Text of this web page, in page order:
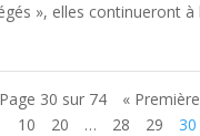
», elles continueront à
Page 30 sur 74 «
10
20 … 28 29 30